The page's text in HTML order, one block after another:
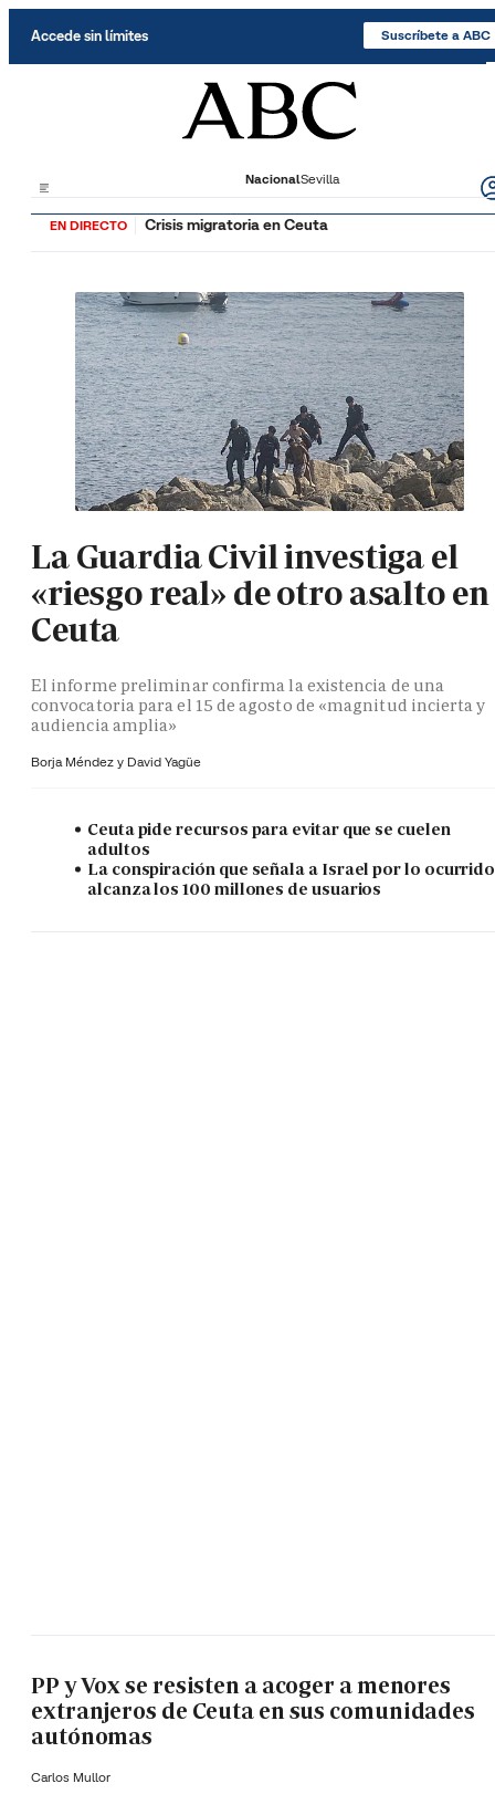
Accede sin límites Suscríbete a ABC
NacionalSevilla
EN DIRECTO Crisis migratoria en Ceuta
La Guardia Civil investiga el
«riesgo real» de otro asalto en
Ceuta
El informe preliminar confirma la existencia de una
convocatoria para el 15 de agosto de «magnitud incierta y
audiencia amplia»
Borja Méndez y David Yagüe
Ceuta pide recursos para evitar que se cuelen
adultos
La conspiración que señala a Israel por lo ocurrido
alcanza los 100 millones de usuarios
PP y Vox se resisten a acoger a menores
extranjeros de Ceuta en sus comunidades
autónomas
Carlos Mullor